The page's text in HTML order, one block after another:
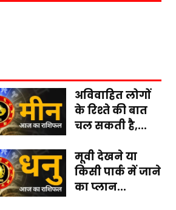
अविवाहित लोगों
के रिश्ते की बात
चल सकती है,...
मूवी देखने या
किसी पार्क में जाने
का प्लान...